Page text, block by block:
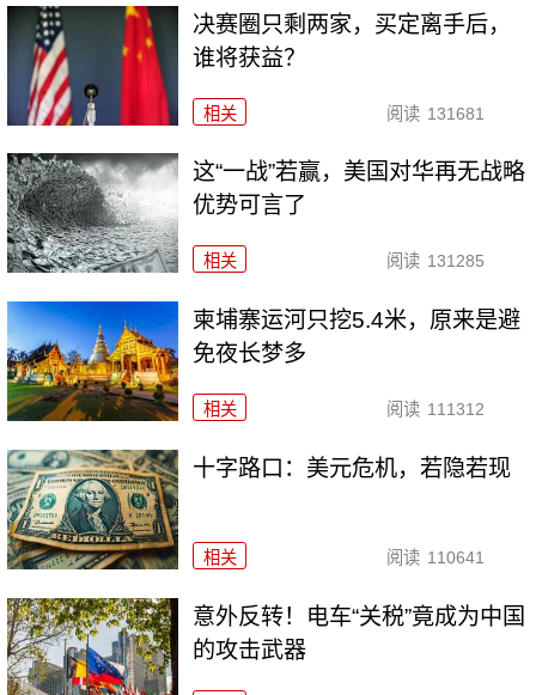
决赛圈只剩两家，买定离手后，
谁将获益？
相关 阅读 131681
这“一战”若赢，美国对华再无战略
优势可言了
相关 阅读 131285
柬埔寨运河只挖5.4米，原来是避
免夜长梦多
相关 阅读 111312
十字路口：美元危机，若隐若现
相关 阅读 110641
意外反转！电车“关税”竟成为中国
的攻击武器